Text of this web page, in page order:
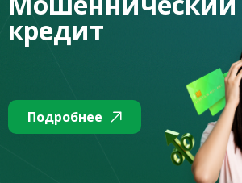
Агентства РК по регулированию и
рынка наличие у данного брокера
осуществление профессиональной
рынке ценных бумаг. Наименование и
должны с точностью совпадать с
реквизитами, указанными на
Что важного содержится в
Сотрудничество клиента с брокером
кредит
Подробнее